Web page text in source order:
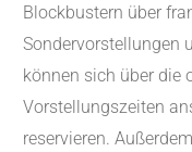
Blockbustern über
Sondervorstellungen
können sich über die
Vorstellungszeiten
reservieren.